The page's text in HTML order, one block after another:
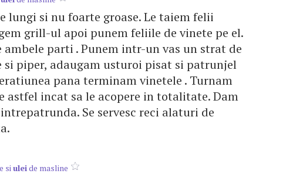
lungi si nu foarte groase. Le taiem felii
grill-ul apoi punem feliile de vinete pe el.
ambele parti . Punem intr-un vas un strat de
si piper, adaugam usturoi pisat si patrunjel
pana terminam vinetele . Turnam
astfel incat sa le acopere in totalitate. Dam
Se servesc reci alaturi de
siuleide masline